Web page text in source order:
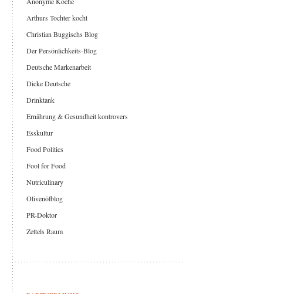
Arthurs Tochter kocht
Christian Buggischs Blog
Der Persönlichkeits-Blog
Deutsche Markenarbeit
Dicke Deutsche
Drinktank
Ernährung & Gesundheit kontrovers
Esskultur
Food Politics
Fool for Food
Nutriculinary
Olivenölblog
PR-Doktor
Zettels Raum